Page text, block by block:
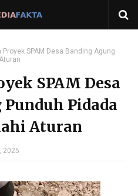
Proyek SPAM Desa Banding Agung
SPAM Desa
Pidada
Aturan
2025